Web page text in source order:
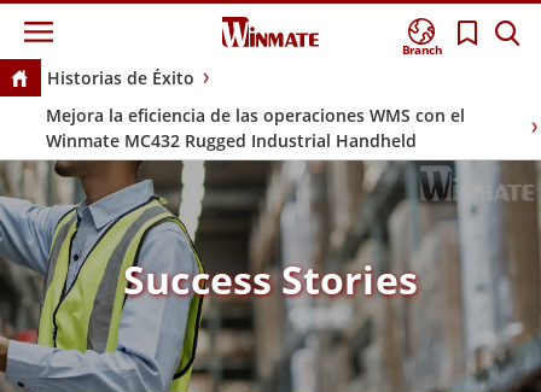
Branch
Historias de Éxito
Mejora la eficiencia de las operaciones WMS con el
Winmate MC432 Rugged Industrial Handheld
Success Stories